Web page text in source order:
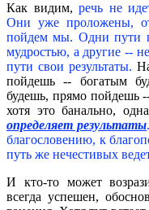
Как видим, речь не
Они уже проложены,
пойдем мы. Одни пути
мудростью, а другие --
пути свои результаты.
пойдешь -- богатым
будешь, прямо пойдешь
хотя это банально,
определяет результаты
благословению, к
путь же нечестивых
И кто-то может
всегда успешен,